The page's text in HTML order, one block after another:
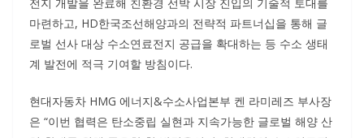
전지 개발을 완료해 친환경 선박 시장 진입의 기술적 토대를
마련하고, HD한국조선해양과의 전략적 파트너십을 통해 글
로벌 선사 대상 수소연료전지 공급을 확대하는 등 수소 생태
계 발전에 적극 기여할 방침이다.
현대자동차 HMG 에너지&수소사업본부 켄 라미레즈 부사장
은 “이번 협력은 탄소중립 실현과 지속가능한 글로벌 해양 산